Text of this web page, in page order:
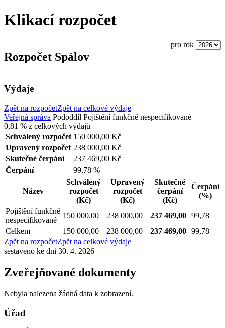
Klikací rozpočet
pro rok
Rozpočet Spálov
Výdaje
Zpět na rozpočetZpět na celkové výdaje
Veřejná správa Pododdíl Pojištění funkčně nespecifikované
0,81 % z celkových výdajů
Schválený rozpočet 150 000,00 Kč
Upravený rozpočet 238 000,00 Kč
Skutečné čerpání
237 469,00 Kč
Čerpání
99,78 %
Název
Schválený
rozpočet
(Kč)
Upravený
rozpočet
(Kč)
Skutečné
čerpání
(Kč)
Čerpání
(%)
Pojištění funkčně
nespecifikované
150 000,00 238 000,00 237 469,00 99,78
Celkem
150 000,00 238 000,00 237 469,00 99,78
Zpět na rozpočetZpět na celkové výdaje
sestaveno ke dni 30. 4. 2026
Zveřejňované dokumenty
Nebyla nalezena žádná data k zobrazení.
Úřad